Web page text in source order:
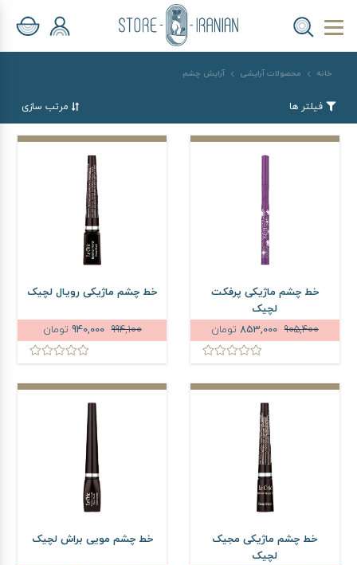
خانه محصولات آرایشی آرایش چشم
فیلتر ها مرتب سازی
خط چشم ماژیکی پرفکت
لچیک
905,400
853,000 تومان
خط چشم ماژیکی رویال لچیک
994,100
940,000 تومان
خط چشم ماژیکی مجیک
لچیک
خط چشم مویی براش لچیک